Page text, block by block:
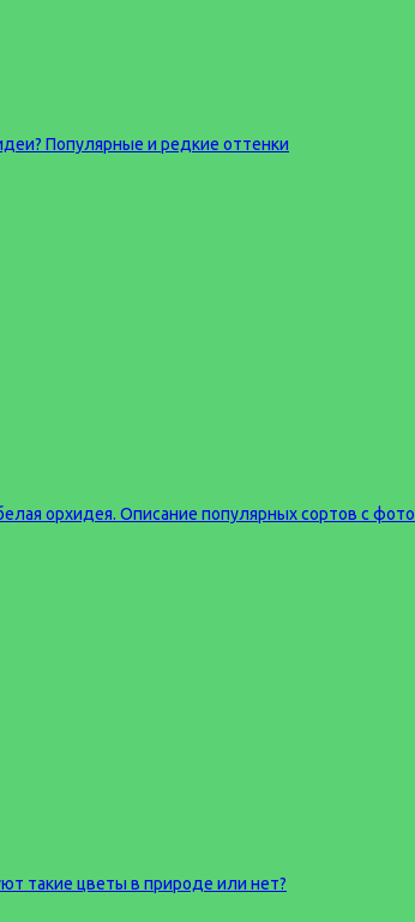
Популярные и редкие оттенки
орхидея. Описание популярных сортов с фото
такие цветы в природе или нет?